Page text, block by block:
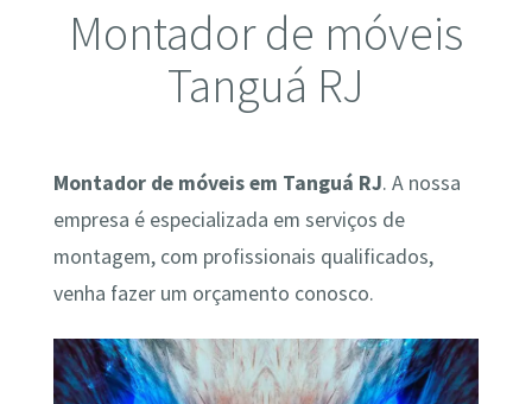
Montador de móveis
Tanguá RJ
Montador de móveis em Tanguá RJ. A nossa
empresa é especializada em serviços de
montagem, com profissionais qualificados,
venha fazer um orçamento conosco.